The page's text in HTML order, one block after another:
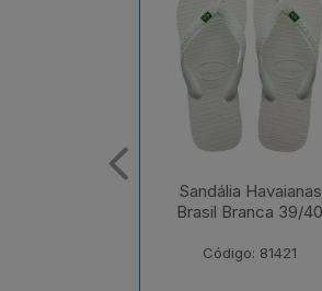
Sandália Havaianas
Color Preto 41/42
Código: 81326